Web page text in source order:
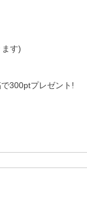
す)
300ptプレゼント!